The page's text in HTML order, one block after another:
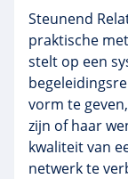
Steunend
praktische
stelt op een
vorm te
zijn of haar
kwaliteit van
netwerk te